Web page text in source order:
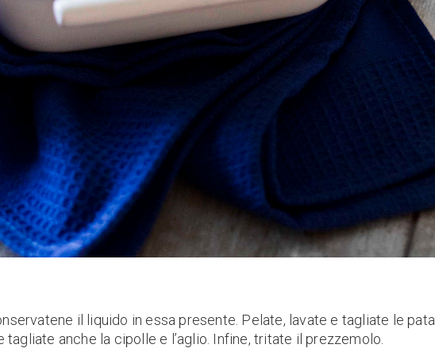
il liquido in essa presente. Pelate, lavate e tagliate le
anche la cipolle e l’aglio. Infine, tritate il prezzemolo.